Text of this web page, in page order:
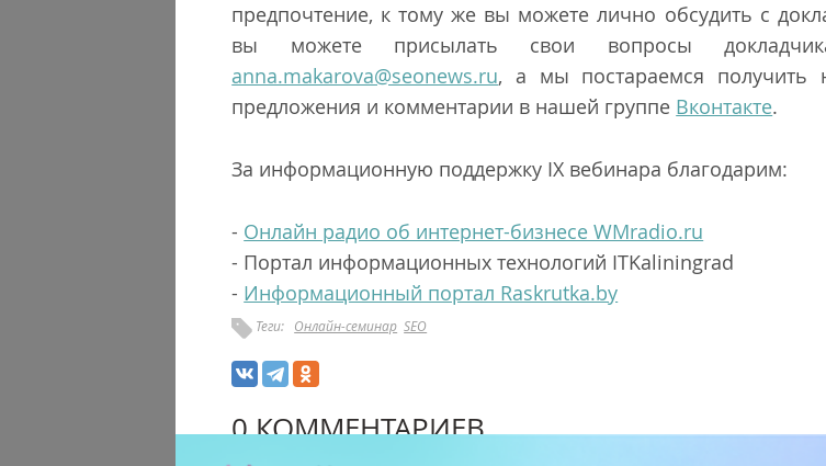
предпочтение, к тому же вы можете лично обсудить с
вы можете присылать свои вопросы
anna.makarova@seonews.ru, а мы постараемся получить
предложения и комментарии в нашей группе Вконтакте.
За информационную поддержку IX вебинара благодарим:
- Онлайн радио об интернет-бизнесе WMradio.ru
- Портал информационных технологий ITKaliningrad
- Информационный портал Raskrutka.by
Теги: Онлайн-семинар SEO
0 КОММЕНТАРИЕВ